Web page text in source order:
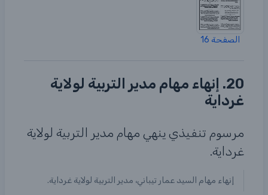
الصفحة 16
20. إنهاء مهام مدير التربية لولاية
غرداية
مرسوم تنفيذي ينهي مهام مدير التربية لولاية
غرداية.
إنهاء مهام السيد عمار تيباني، مدير التربية لولاية غرداية.